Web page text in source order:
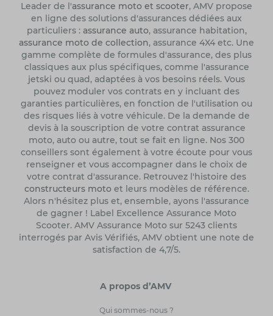
Leader de l'assurance moto et scooter, AMV propose
en ligne des solutions d'assurances dédiées aux
particuliers : assurance auto, assurance habitation,
assurance moto de collection, assurance 4X4 etc. Une
gamme complète de formules d'assurance, des plus
classiques aux plus spécifiques, comme l'assurance
jetski ou quad, adaptées à vos besoins réels. Vous
pouvez moduler vos contrats en y incluant des
garanties particulières, en fonction de l'utilisation ou
des risques liés à votre véhicule. De la demande de
devis à la souscription de votre contrat assurance
moto, auto ou autre, tout se fait en ligne. Nos 300
conseillers sont également à votre écoute pour vous
renseigner et vous accompagner dans le choix de
votre contrat d'assurance. Retrouvez l'histoire des
constructeurs motoet leurs modèles de référence.
Alors n'hésitez plus et, ensemble, ayons l'assurance
de gagner ! Label Excellence Assurance Moto
Scooter. AMV Assurance Moto sur 5243 clients
interrogés par Avis Vérifiés, AMV obtient une note de
satisfaction de 4,7/5.
A propos d’AMV
Qui sommes-nous ?